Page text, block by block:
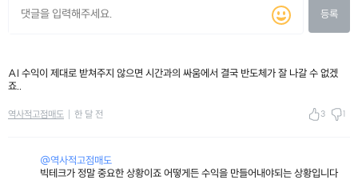
등록
AI 수익이 제대로 받쳐주지 않으면 시간과의 싸움에서 결국 반도체가 잘 나갈 수 없겠
죠..
역사적고점매도 한 달 전 3 1
@역사적고점매도
빅테크가 정말 중요한 상황이죠 어떻게든 수익을 만들어내야되는 상황입니다